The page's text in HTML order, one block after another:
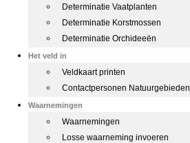
Determinatie Vaatplanten
Determinatie Korstmossen
Determinatie Orchideeën
Het veld in
Veldkaart printen
Contactpersonen Natuurgebieden
Waarnemingen
Waarnemingen
Losse waarneming invoeren